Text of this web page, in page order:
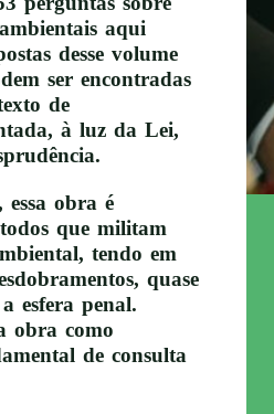
aqui
desse volume
ser encontradas
de
à luz da Lei,
essa obra é
que militam
, tendo em
quase
esfera penal.
obra como
de consulta